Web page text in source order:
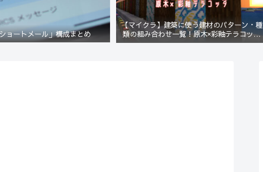
ョートメール」構成まとめ
【マイクラ】建築に使う建材のパターン・種
類の組み合わせ一覧！原木×彩釉テラコッタ
編【Minecraft】